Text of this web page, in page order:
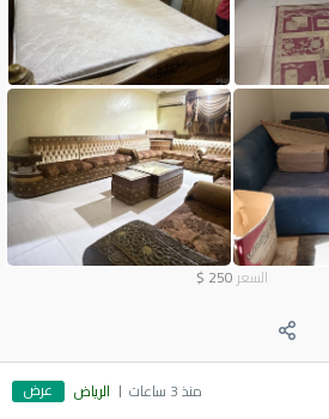
السعر 250
$
منذ 3 ساعات الرياض عرض